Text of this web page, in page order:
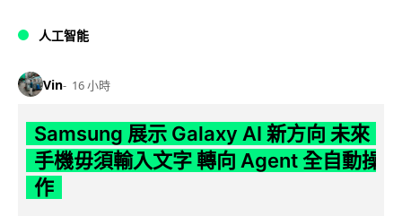
人工智能
Vin 16 小時
Samsung 展示 Galaxy AI 新方向 未來
手機毋須輸入文字 轉向 Agent 全自動操
作